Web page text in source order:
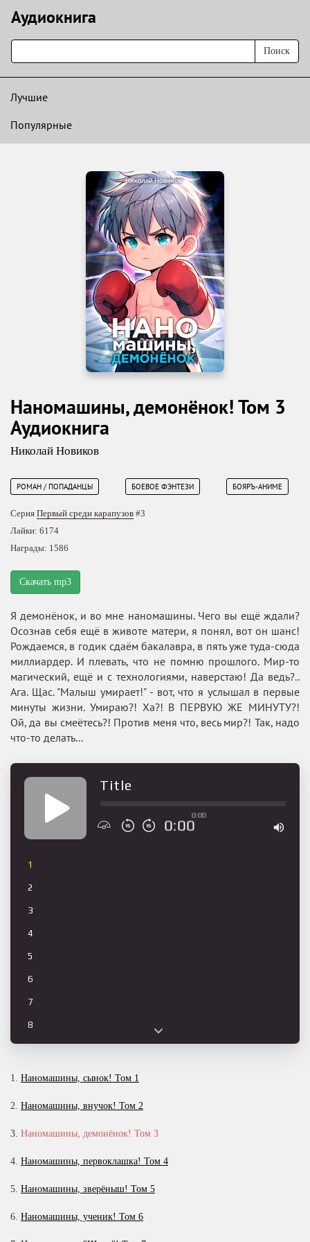
Аудиокнигa
Поиск
Лучшие
Популярные
Наномашины, демонёнок! Том 3
Аудиокнига
Николай Новиков
РОМАН / ПОПАДАНЦЫ БОЕВОЕ ФЭНТЕЗИ БОЯРЪ-АНИМЕ
Серия Первый среди карапузов #3
Лайки: 6174
Награды: 1586
Скачать mp3
Я демонёнок, и во мне наномашины. Чего вы ещё ждали?
Осознав себя ещё в животе матери, я понял, вот он шанс!
Рождаемся, в годик сдаём бакалавра, в пять уже туда-сюда
миллиардер. И плевать, что не помню прошлого. Мир-то
магический, ещё и с технологиями, наверстаю! Да ведь?..
Ага. Щас. "Малыш умирает!" - вот, что я услышал в первые
минуты жизни. Умираю?! Ха?! В ПЕРВУЮ ЖЕ МИНУТУ?!
Ой, да вы смеётесь?! Против меня что, весь мир?! Так, надо
что-то делать...
Title
0:00
0:00
1
2
3
4
5
6
7
8
13
14
15
1. Наномашины, сынок! Том 1
2. Наномашины, внучок! Том 2
3. Наномашины, демонёнок! Том 3
4. Наномашины, первоклашка! Том 4
5. Наномашины, зверёныш! Том 5
6. Наномашины, ученик! Том 6